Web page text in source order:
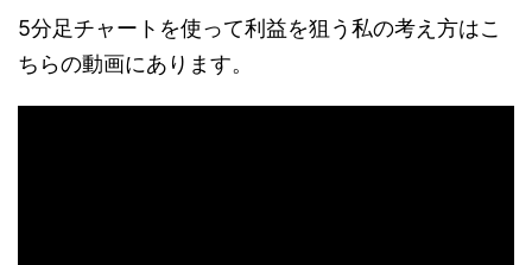
5分足チャートを使って利益を狙う私の考え方はこ
ちらの動画にあります。